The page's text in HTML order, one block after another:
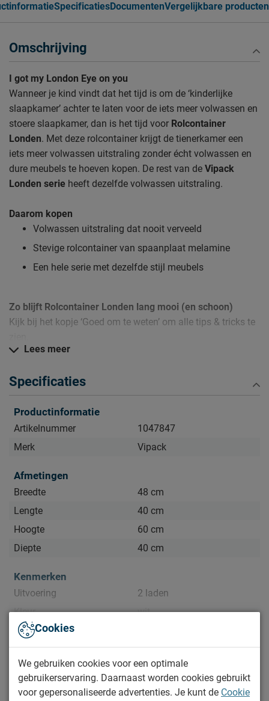
SpecificatiesDocumentenVergelijkbare producten
Omschrijving
I got my London Eye on you
Wanneer je kind vindt dat het tijd is om de ‘kinderlijke
slaapkamer’ achter te laten voor de iets meer volwassen en
stoere slaapkamer, dan is het tijd voor Rolcontainer
Londen. Met deze rolcontainer krijgt de tienerkamer een
iets meer volwassen uitstraling zonder écht volwassen en
dure meubels te hoeven kopen. De rest van de Vipack
Londen serie heeft dezelfde volwassen uitstraling.
Daarom kopen
Volwassen uitstraling dat nooit verveeld
Stevige rolcontainer van spaanplaat melamine
Een hele serie met dezelfde stijl meubels
Zo blijft Rolcontainer Londen lang mooi (en schoon)
Kijk bij het kopje ‘Goed om te weten’ om alle tips & tricks te
Lees meer
Specificaties
Productinformatie
Artikelnummer
1047847
Merk
Vipack
Afmetingen
Breedte
48 cm
Lengte
40 cm
Hoogte
60 cm
Diepte
40 cm
Kenmerken
Uitvoering
2 laden
Kleur
wit
Materiaal
Materiaal spaanplaat melamine
Goed om te weten
Bekijk meer specificaties
LONDEN Rolcontainer LDRK1280-LDKR1214
Cookies
We gebruiken cookies voor een optimale
gebruikerservaring. Daarnaast worden cookies gebruikt
voor gepersonaliseerde advertenties. Je kunt de Cookie